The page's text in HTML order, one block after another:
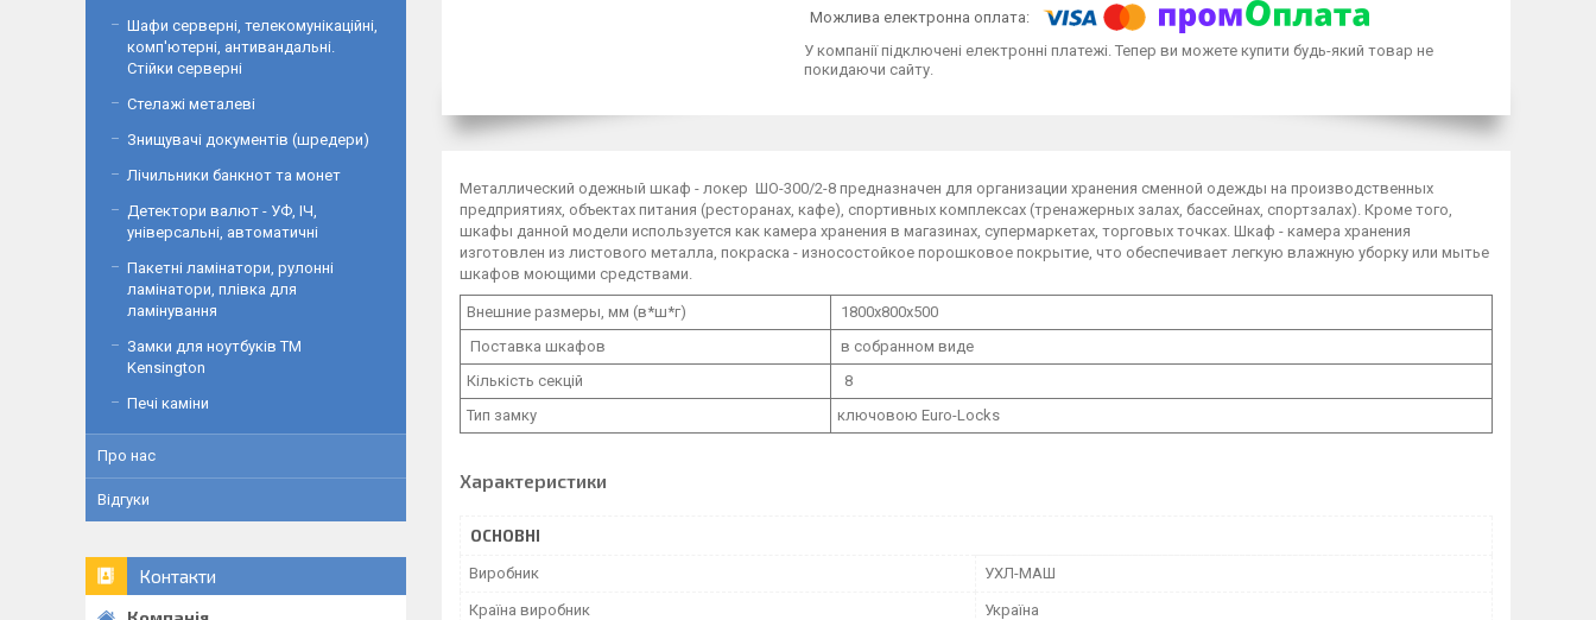
У компанії підключені електронні платежі. Тепер ви можете купити будь-який товар не
покидаючи сайту.
Металлический одежный шкаф - локер ШО-300/2-8 предназначен для организации хранения сменной одежды на производственных
предприятиях, объектах питания (ресторанах, кафе), спортивных комплексах (тренажерных залах, бассейнах, спортзалах). Кроме того,
шкафы данной модели используется как камера хранения в магазинах, супермаркетах, торговых точках. Шкаф - камера хранения
изготовлен из листового металла, покраска - износостойкое порошковое покрытие, что обеспечивает легкую влажную уборку или мытье
шкафов моющими средствами.
Внешние размеры, мм (в*ш*г)
1800х800х500
Поставка шкафов
в собранном виде
Кількість секцій
8
Тип замку
ключовою Euro-Locks
Характеристики
ОСНОВНІ
Виробник УХЛ-МАШ
Країна виробник Україна
Шафи серверні, телекомунікаційні,
комп'ютерні, антивандальні.
Стійки серверні
Стелажі металеві
Знищувачі документів (шредери)
Лічильники банкнот та монет
Детектори валют - УФ, ІЧ,
універсальні, автоматичні
Пакетні ламінатори, рулонні
ламінатори, плівка для
ламінування
Замки для ноутбуків ТМ
Kensington
Печі каміни
Про нас
Відгуки
Контакти